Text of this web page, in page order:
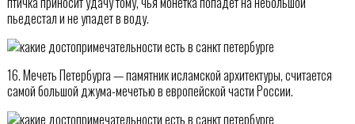
пьедестал и не упадет в воду.
16. Мечеть Петербурга — памятник исламской архитектуры, считается
самой большой джума-мечетью в европейской части России.